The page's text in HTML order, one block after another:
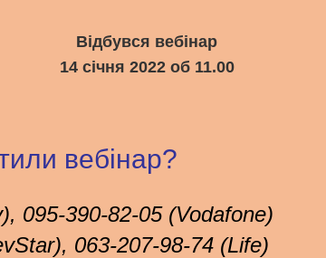
Відбувся вебінар
14 січня 2022 об 11.00
вебінар?
095-390-82-05 (Vodafone)
063-207-98-74 (Life)